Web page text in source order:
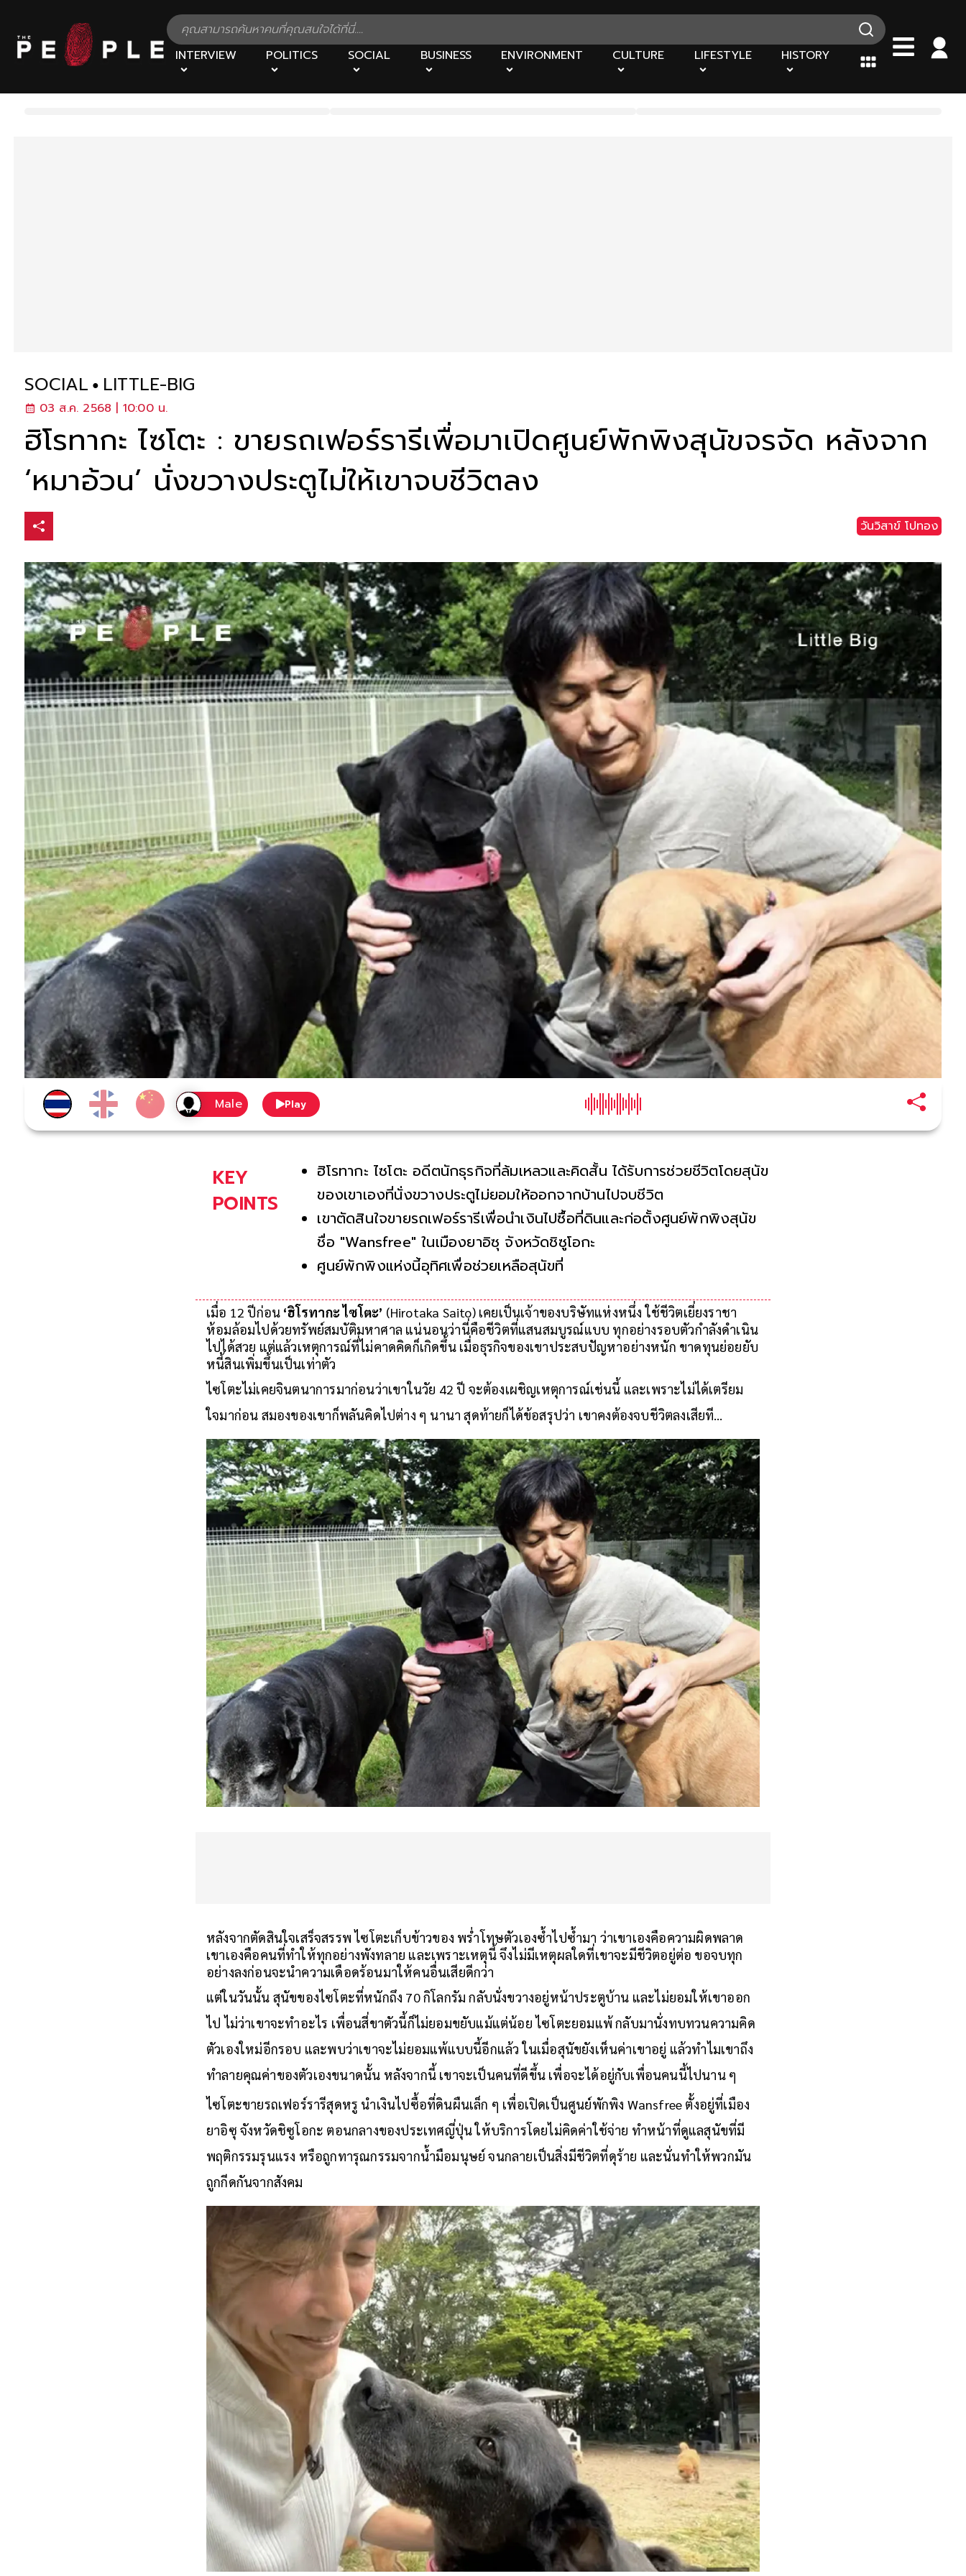
INTERVIEW POLITICS SOCIAL BUSINESS ENVIRONMENT CULTURE LIFESTYLE HISTORY
SOCIAL LITTLE-BIG
03 ส.ค. 2568 | 10:00 น.
ฮิโรทากะ ไซโตะ : ขายรถเฟอร์รารีเพื่อมาเปิดศูนย์พักพิงสุนัขจรจัด หลังจาก
‘หมาอ้วน’ นั่งขวางประตูไม่ให้เขาจบชีวิตลง
วันวิสาข์ โปทอง
Play
KEY
POINTS
ฮิโรทากะ ไซโตะ อดีตนักธุรกิจที่ล้มเหลวและคิดสั้น ได้รับการช่วยชีวิตโดยสุนัข
ของเขาเองที่นั่งขวางประตูไม่ยอมให้ออกจากบ้านไปจบชีวิต
เขาตัดสินใจขายรถเฟอร์รารีเพื่อนำเงินไปซื้อที่ดินและก่อตั้งศูนย์พักพิงสุนัข
ชื่อ "Wansfree" ในเมืองยาอิซุ จังหวัดชิซูโอกะ
ศูนย์พักพิงแห่งนี้อุทิศเพื่อช่วยเหลือสุนัขที่ถูกทารุณกรรมหรือมีพฤติกรรม
เมื่อ 12 ปีก่อน‘ฮิโรทากะ ไซโตะ’(Hirotaka Saito) เคยเป็นเจ้าของบริษัทแห่งหนึ่ง ใช้ชีวิตเยี่ยงราชา
ห้อมล้อมไปด้วยทรัพย์สมบัติมหาศาล แน่นอนว่านี่คือชีวิตที่แสนสมบูรณ์แบบ ทุกอย่างรอบตัวกำลังดำเนิน
ไปได้สวย แต่แล้วเหตุการณ์ที่ไม่คาดคิดก็เกิดขึ้น เมื่อธุรกิจของเขาประสบปัญหาอย่างหนัก ขาดทุนย่อยยับ
หนี้สินเพิ่มขึ้นเป็นเท่าตัว
ไซโตะไม่เคยจินตนาการมาก่อนว่าเขาในวัย 42 ปี จะต้องเผชิญเหตุการณ์เช่นนี้ และเพราะไม่ได้เตรียม
ใจมาก่อน สมองของเขาก็พลันคิดไปต่าง ๆ นานา สุดท้ายก็ได้ข้อสรุปว่า เขาคงต้องจบชีวิตลงเสียที…
หลังจากตัดสินใจเสร็จสรรพ ไซโตะเก็บข้าวของ พร่ำโทษตัวเองซ้ำไปซ้ำมา ว่าเขาเองคือความผิดพลาด
เขาเองคือคนที่ทำให้ทุกอย่างพังทลาย และเพราะเหตุนี้ จึงไม่มีเหตุผลใดที่เขาจะมีชีวิตอยู่ต่อ ขอจบทุก
อย่างลงก่อนจะนำความเดือดร้อนมาให้คนอื่นเสียดีกว่า
แต่ในวันนั้น สุนัขของไซโตะที่หนักถึง 70 กิโลกรัม กลับนั่งขวางอยู่หน้าประตูบ้าน และไม่ยอมให้เขาออก
ไป ไม่ว่าเขาจะทำอะไร เพื่อนสี่ขาตัวนี้ก็ไม่ยอมขยับแม้แต่น้อย ไซโตะยอมแพ้ กลับมานั่งทบทวนความคิด
ตัวเองใหม่อีกรอบ และพบว่าเขาจะไม่ยอมแพ้แบบนี้อีกแล้ว ในเมื่อสุนัขยังเห็นค่าเขาอยู่ แล้วทำไมเขาถึง
ทำลายคุณค่าของตัวเองขนาดนั้น หลังจากนี้ เขาจะเป็นคนที่ดีขึ้น เพื่อจะได้อยู่กับเพื่อนคนนี้ไปนาน ๆ
ไซโตะขายรถเฟอร์รารีสุดหรู นำเงินไปซื้อที่ดินผืนเล็ก ๆ เพื่อเปิดเป็นศูนย์พักพิง Wansfree ตั้งอยู่ที่เมือง
ยาอิซุ จังหวัดชิซูโอกะ ตอนกลางของประเทศญี่ปุ่น ให้บริการโดยไม่คิดค่าใช้จ่าย ทำหน้าที่ดูแลสุนัขที่มี
พฤติกรรมรุนแรง หรือถูกทารุณกรรมจากน้ำมือมนุษย์ จนกลายเป็นสิ่งมีชีวิตที่ดุร้าย และนั่นทำให้พวกมัน
ถูกกีดกันจากสังคม